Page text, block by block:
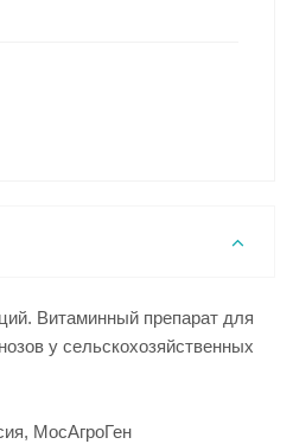
Витаминный препарат для
у сельскохозяйственных
МосАгроГен